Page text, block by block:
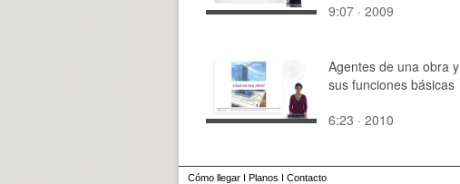
9:07 · 2009
Agentes de una obra y
sus funciones básicas
6:23 · 2010
Cómo llegar I Planos I Contacto